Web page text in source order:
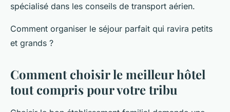
spécialisé dans les conseils de transport aérien.
Comment organiser le séjour parfait qui ravira petits
et grands ?
Comment choisir le meilleur hôtel
tout compris pour votre tribu